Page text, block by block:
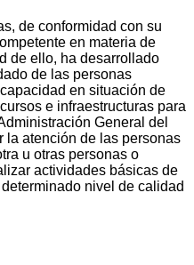
de conformidad con su
en materia de
de ello, ha desarrollado
de las personas
en situación de
e infraestructuras para
General del
la atención de las personas
u otras personas o
actividades básicas de
nivel de calidad